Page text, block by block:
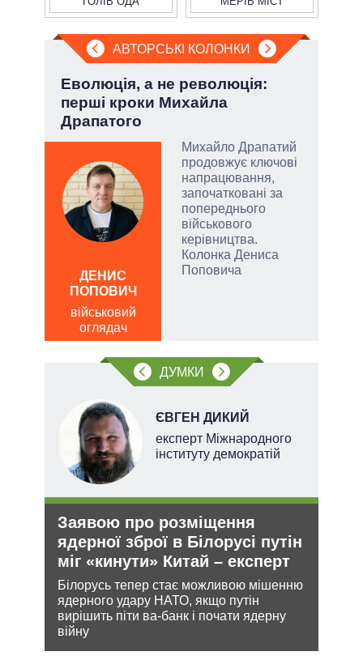
АВТОРСЬКІ КОЛОНКИ
Еволюція, а не революція:
перші кроки Михайла
Драпатого
Михайло Драпатий
продовжує ключові
напрацювання,
започатковані за
попереднього
військового
керівництва.
Колонка Дениса
Поповича
ДЕНИС
ПОПОВИЧ
військовий
оглядач
ДУМКИ
ЄВГЕН ДИКИЙ
експерт Міжнародного
інституту демократій
Заявою про розміщення
ядерної зброї в Білорусі путін
міг «кинути» Китай – експерт
Білорусь тепер стає можливою мішенню
ядерного удару НАТО, якщо путін
вирішить піти ва-банк і почати ядерну
війну